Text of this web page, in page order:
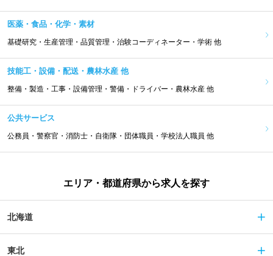
医薬・食品・化学・素材
基礎研究・生産管理・品質管理・治験コーディネーター・学術 他
技能工・設備・配送・農林水産 他
整備・製造・工事・設備管理・警備・ドライバー・農林水産 他
公共サービス
公務員・警察官・消防士・自衛隊・団体職員・学校法人職員 他
エリア・都道府県から求人を探す
北海道
東北